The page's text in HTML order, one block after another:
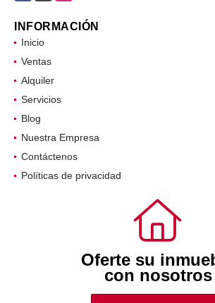
INFORMACIÓN
Inicio
Ventas
Alquiler
Servicios
Blog
Nuestra Empresa
Contáctenos
Políticas de privacidad
Oferte su
con nosotros